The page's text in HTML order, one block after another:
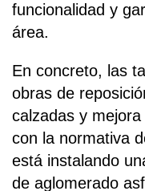
funcionalidad y
área.
En concreto, las
obras de
calzadas y
con la normativa
está instalando
de aglomerado